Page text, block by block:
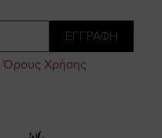
ΕΓΓΡΑΦΗ
Όρους Χρήσης